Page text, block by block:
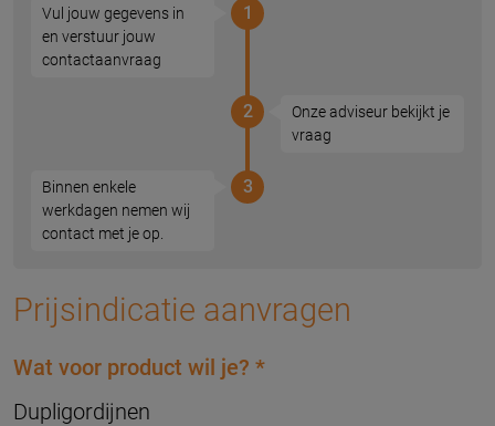
Prijsindicatie aanvragen
Wat voor product wil je? *
Dupligordijnen
Vul jouw gegevens in
en verstuur jouw
contactaanvraag
1
Onze adviseur bekijkt je
vraag
2
Binnen enkele
werkdagen nemen wij
contact met je op.
3